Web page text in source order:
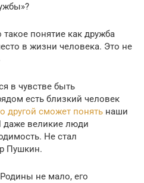
такое понятие как дружба
в жизни человека. Это не
в чувстве быть
есть близкий человек
другой сможет понять наши
даже великие люди
Не стал
Пушкин.
не мало, его